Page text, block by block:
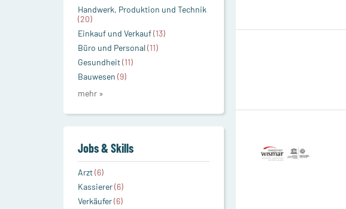
Handwerk, Produktion und Technik
(20)
Einkauf und Verkauf(13)
Büro und Personal(11)
Gesundheit(11)
Bauwesen (9)
mehr »
Jobs & Skills
Arzt(6)
Kassierer(6)
Verkäufer(6)